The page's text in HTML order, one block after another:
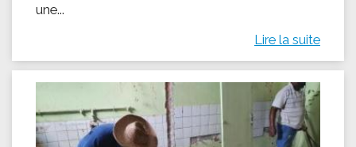
une...
Lire la suite